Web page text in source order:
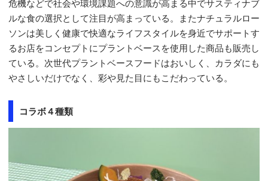
危機などで社会や環境課題への意識が高まる中でサスティナブ
ルな食の選択として注目が高まっている。またナチュラルロー
ソンは美しく健康で快適なライフスタイルを身近でサポートす
るお店をコンセプトにプラントベースを使用した商品も販売し
ている。次世代プラントベースフードはおいしく、カラダにも
やさしいだけでなく、彩や見た目にもこだわっている。
コラボ４種類